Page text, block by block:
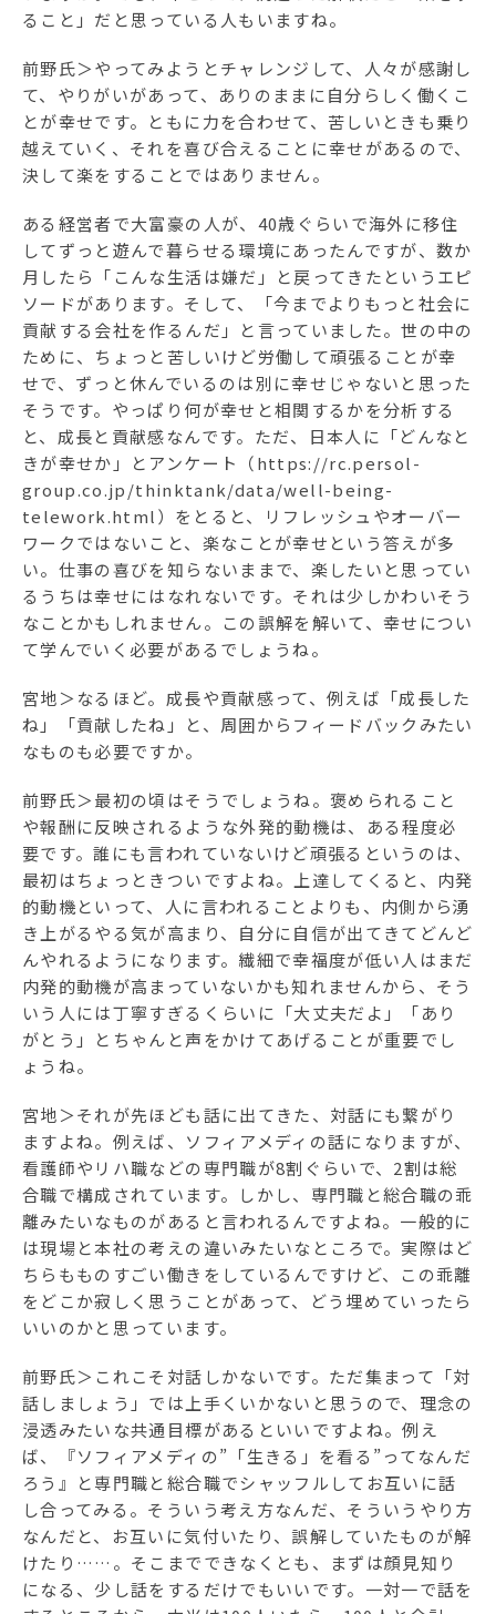
ること」だと思っている人もいますね。
前野氏＞やってみようとチャレンジして、人々が感謝し
て、やりがいがあって、ありのままに自分らしく働くこ
とが幸せです。ともに力を合わせて、苦しいときも乗り
越えていく、それを喜び合えることに幸せがあるので、
決して楽をすることではありません。
ある経営者で大富豪の人が、40歳ぐらいで海外に移住
してずっと遊んで暮らせる環境にあったんですが、数か
月したら「こんな生活は嫌だ」と戻ってきたというエピ
ソードがあります。そして、「今までよりもっと社会に
貢献する会社を作るんだ」と言っていました。世の中の
ために、ちょっと苦しいけど労働して頑張ることが幸
せで、ずっと休んでいるのは別に幸せじゃないと思った
そうです。やっぱり何が幸せと相関するかを分析する
と、成長と貢献感なんです。ただ、日本人に「どんなと
きが幸せか」とアンケート（https://rc.persol-
group.co.jp/thinktank/data/well-being-
telework.html）をとると、リフレッシュやオーバー
ワークではないこと、楽なことが幸せという答えが多
い。仕事の喜びを知らないままで、楽したいと思ってい
るうちは幸せにはなれないです。それは少しかわいそう
なことかもしれません。この誤解を解いて、幸せについ
て学んでいく必要があるでしょうね。
宮地＞なるほど。成長や貢献感って、例えば「成長した
ね」「貢献したね」と、周囲からフィードバックみたい
なものも必要ですか。
前野氏＞最初の頃はそうでしょうね。褒められること
や報酬に反映されるような外発的動機は、ある程度必
要です。誰にも言われていないけど頑張るというのは、
最初はちょっときついですよね。上達してくると、内発
的動機といって、人に言われることよりも、内側から湧
き上がるやる気が高まり、自分に自信が出てきてどんど
んやれるようになります。繊細で幸福度が低い人はまだ
内発的動機が高まっていないかも知れませんから、そう
いう人には丁寧すぎるくらいに「大丈夫だよ」「あり
がとう」とちゃんと声をかけてあげることが重要でし
ょうね。
宮地＞それが先ほども話に出てきた、対話にも繋がり
ますよね。例えば、ソフィアメディの話になりますが、
看護師やリハ職などの専門職が8割ぐらいで、2割は総
合職で構成されています。しかし、専門職と総合職の乖
離みたいなものがあると言われるんですよね。一般的に
は現場と本社の考えの違いみたいなところで。実際はど
ちらもものすごい働きをしているんですけど、この乖離
をどこか寂しく思うことがあって、どう埋めていったら
いいのかと思っています。
前野氏＞これこそ対話しかないです。ただ集まって「対
話しましょう」では上手くいかないと思うので、理念の
浸透みたいな共通目標があるといいですよね。例え
ば、『ソフィアメディの”「生きる」を看る”ってなんだ
ろう』と専門職と総合職でシャッフルしてお互いに話
し合ってみる。そういう考え方なんだ、そういうやり方
なんだと、お互いに気付いたり、誤解していたものが解
けたり……。そこまでできなくとも、まずは顔見知り
になる、少し話をするだけでもいいです。一対一で話を